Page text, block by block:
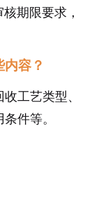
期限要求，
容？
工艺类型、
件等。